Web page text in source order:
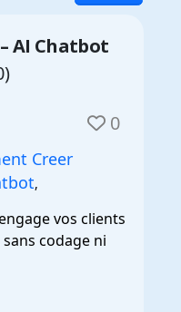
AI Chatbot
0
Creer
,
vos clients
codage ni